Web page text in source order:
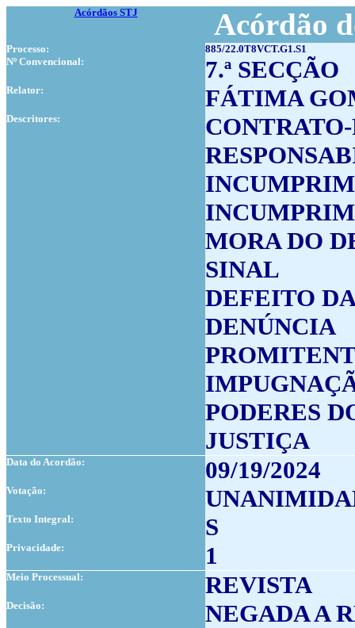
Acórdãos STJ Acórdão
Processo:
885/22.0T8VCT.G1.S1
Nº Convencional:
7.ª SECÇÃO
Relator: FÁTIMA
Descritores:
MORA DO
SINAL
DEFEITO
DENÚNCIA
PODERES
JUSTIÇA
Data do Acordão: 09/19/2024
Votação:
Texto Integral: S
Privacidade: 1
Meio Processual: REVISTA
Decisão: NEGADA A